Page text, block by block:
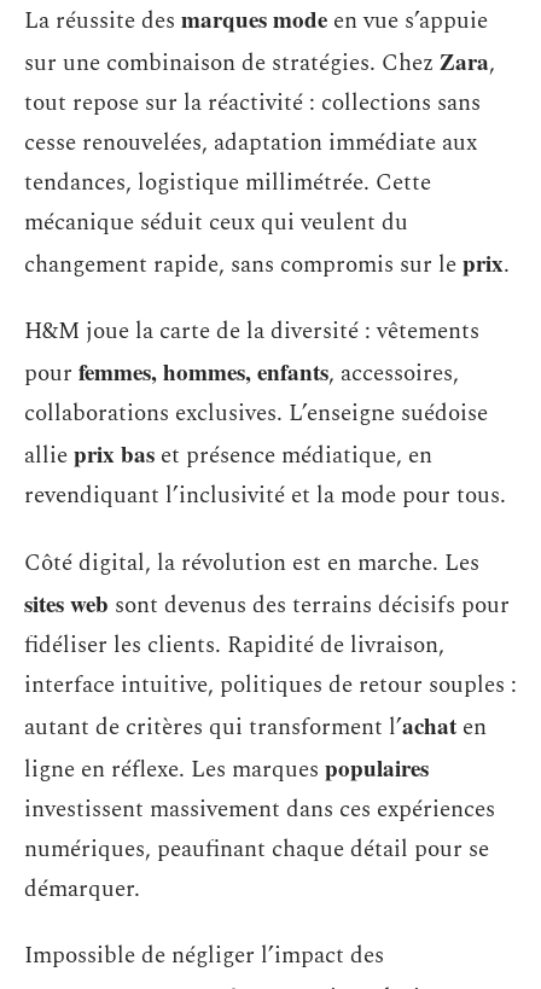
La réussite des marques mode en vue s’appuie
sur une combinaison de stratégies. Chez Zara,
tout repose sur la réactivité : collections sans
cesse renouvelées, adaptation immédiate aux
tendances, logistique millimétrée. Cette
mécanique séduit ceux qui veulent du
changement rapide, sans compromis sur leprix.
H&M joue la carte de la diversité : vêtements
pour femmes, hommes, enfants, accessoires,
collaborations exclusives. L’enseigne suédoise
allieprix bas et présence médiatique, en
revendiquant l’inclusivité et la mode pour tous.
Côté digital, la révolution est en marche. Les
sites web sont devenus des terrains décisifs pour
fidéliser les clients. Rapidité de livraison,
interface intuitive, politiques de retour souples :
autant de critères qui transforment l’achat en
ligne en réflexe. Les marques populaires
investissent massivement dans ces expériences
numériques, peaufinant chaque détail pour se
démarquer.
Impossible de négliger l’impact des